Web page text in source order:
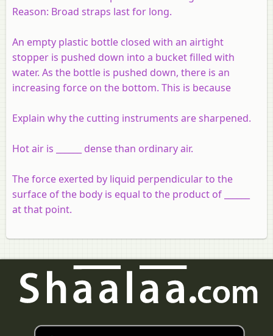
Reason: Broad straps last for long.
An empty plastic bottle closed with an airtight
stopper is pushed down into a bucket filled with
water. As the bottle is pushed down, there is an
increasing force on the bottom. This is because
Explain why the cutting instruments are sharpened.
Hot air is ______ dense than ordinary air.
The force exerted by liquid perpendicular to the
surface of the body is equal to the product of ______
at that point.